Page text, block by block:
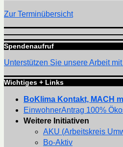
Zur Terminübersicht
Spendenaufruf
Unterstützen Sie unsere Arbeit
Wichtiges + Links
BoKlima Kontakt, MACH
EinwohnerAntrag 100%
Weitere Initiativen
AKU (Arbeitskreis
Bo-Aktiv